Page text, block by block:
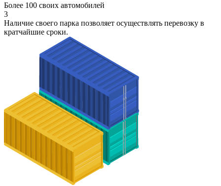
Более 100 своих автомобилей
3
Наличие своего парка позволяет осуществлять перевозку в
кратчайшие сроки.